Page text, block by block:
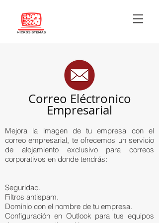
Correo Eléctronico
Empresarial
Mejora la imagen de tu empresa con el
correo empresarial, te ofrecemos un servicio
de alojamiento exclusivo para correos
corporativos en donde tendrás:
Seguridad.
Filtros antispam.
Dominio con el nombre de tu empresa.
Configuración en Outlook para tus equipos